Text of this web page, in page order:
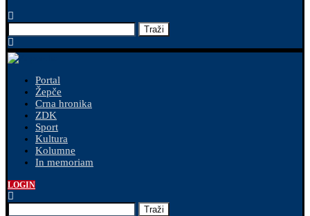
Traži
Portal
Žepče
Crna hronika
ZDK
Sport
Kultura
Kolumne
In memoriam
LOGIN
Traži